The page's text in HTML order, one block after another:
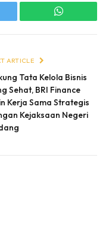
WhatsApp
ARTICLE
Tata Kelola Bisnis
Sehat, BRI Finance
Kerja Sama Strategis
Kejaksaan Negeri